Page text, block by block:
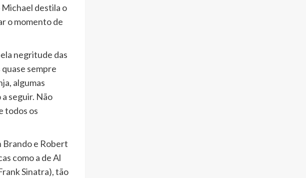
destila o
o momento de
negritude das
quase sempre
algumas
seguir. Não
todos os
Brando e Robert
como a de Al
Sinatra), tão